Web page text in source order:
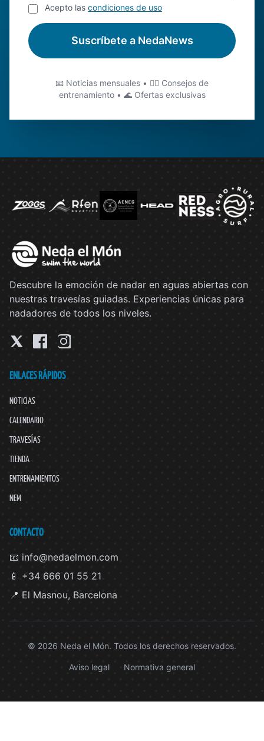
Acepto las condiciones de uso
Suscríbete a NedaNews
📧 Noticias mensuales • 🏊‍♂️ Consejos de
entrenamiento • 🌊 Ofertas exclusivas
Descubre la emoción de nadar en aguas abiertas con
nuestras travesías guiadas. Experiencias únicas para
nadadores de todos los niveles.
ENLACES RÁPIDOS
NOTICIAS
CALENDARIO
TRAVESÍAS
TIENDA
ENTRENAMIENTOS
NEM
CONTACTO
📧 info@nedaelmon.com
📱 +34 666 01 55 21
📍 El Masnou, Barcelona
© 2026 Neda el Món. Todos los derechos reservados.
Aviso legal Normativa general